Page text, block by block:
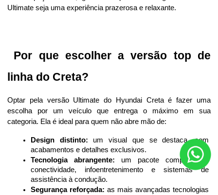
Ultimate seja uma experiência prazerosa e relaxante.
Por que escolher a versão top de
linha do Creta?
Optar pela versão Ultimate do Hyundai Creta é fazer uma
escolha por um veículo que entrega o máximo em sua
categoria. Ela é ideal para quem não abre mão de:
Design distinto: um visual que se destaca, com
acabamentos e detalhes exclusivos.
Tecnologia abrangente: um pacote completo de
conectividade, infoentretenimento e sistemas de
assistência à condução.
Segurança reforçada: as mais avançadas tecnologias